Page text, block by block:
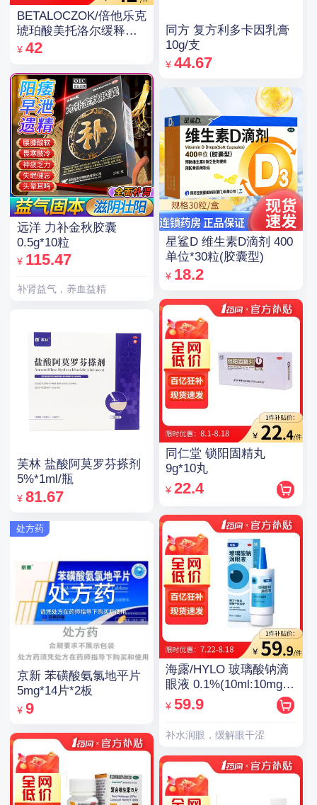
BETALOCZOK/倍他乐克
琥珀酸美托洛尔缓释片
47.5mg*14片*2板
¥ 42
远洋 力补金秋胶囊
0.5g*10粒
¥ 115.47
补肾益气，养血益精
芙林 盐酸阿莫罗芬搽剂
5%*1ml/瓶
¥ 81.67
处方药
京新 苯磺酸氨氯地平片
5mg*14片*2板
¥ 9
同方 复方利多卡因乳膏
10g/支
¥ 44.67
星鲨D 维生素D滴剂 400
单位*30粒(胶囊型)
¥ 18.2
同仁堂 锁阳固精丸
9g*10丸
¥ 22.4
海露/HYLO 玻璃酸钠滴
眼液 0.1%(10ml:10mg)/
支(OTC)
¥ 59.9
补水润眼，缓解眼干涩